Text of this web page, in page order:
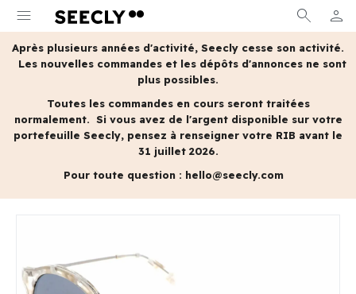
menu search person
MON
Après plusieurs années d'activité, Seecly cesse son activité.
Les nouvelles commandes et les dépôts d'annonces ne sont
plus possibles.
Toutes les commandes en cours seront traitées
normalement. Si vous avez de l'argent disponible sur votre
portefeuille Seecly, pensez à renseigner votre RIB avant le
31 juillet 2026.
Pour toute question : hello@seecly.com